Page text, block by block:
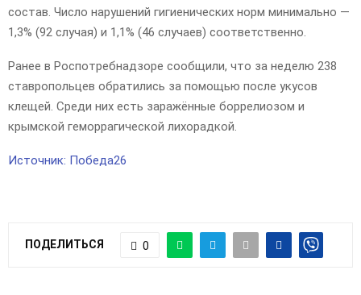
состав. Число нарушений гигиенических норм минимально —
1,3% (92 случая) и 1,1% (46 случаев) соответственно.
Ранее в Роспотребнадзоре сообщили, что за неделю 238
ставропольцев обратились за помощью после укусов
клещей. Среди них есть заражённые боррелиозом и
крымской геморрагической лихорадкой.
Источник: Победа26
ПОДЕЛИТЬСЯ 0